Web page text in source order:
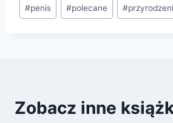
#penis #polecane #
Zobacz inne